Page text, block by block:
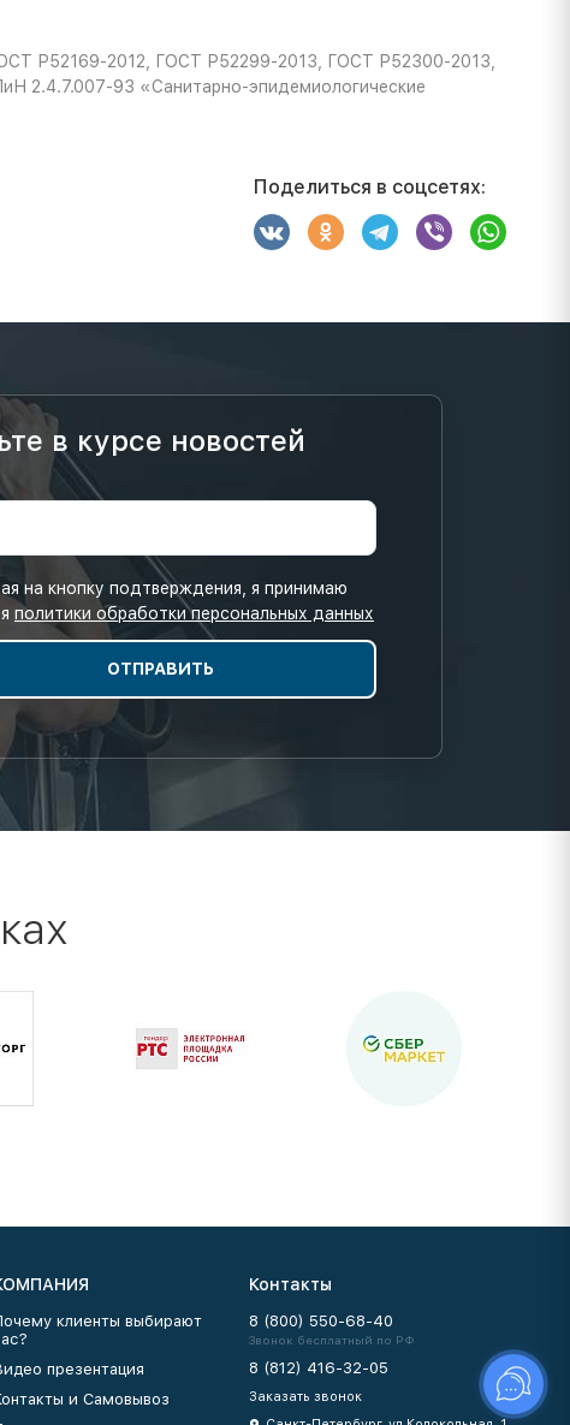
Р52169-2012, ГОСТ Р52299-2013, ГОСТ Р52300-2013,
2.4.7.007-93 «Санитарно-эпидемиологические
Поделиться в соцсетях:
в курсе новостей
на кнопку подтверждения, я принимаю
политики обработки персональных данных
клиенты выбирают
презентация
и Самовывоз
Контакты
8 (800) 550-68-40
Звонок бесплатный по РФ
8 (812) 416-32-05
Заказать звонок